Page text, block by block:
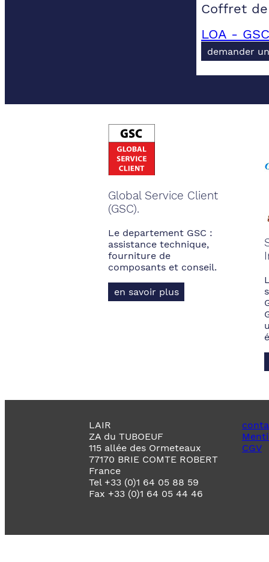
Coffret
LOA -
demander
Global Service Client
(GSC).
Le departement GSC :
assistance technique,
fourniture de
composants et conseil.
en savoir plus
LAIR
ZA du TUBOEUF
115 allée des Ormeteaux
77170 BRIE COMTE ROBERT
France
Tel +33 (0)1 64 05 88 59
Fax +33 (0)1 64 05 44 46
CGV